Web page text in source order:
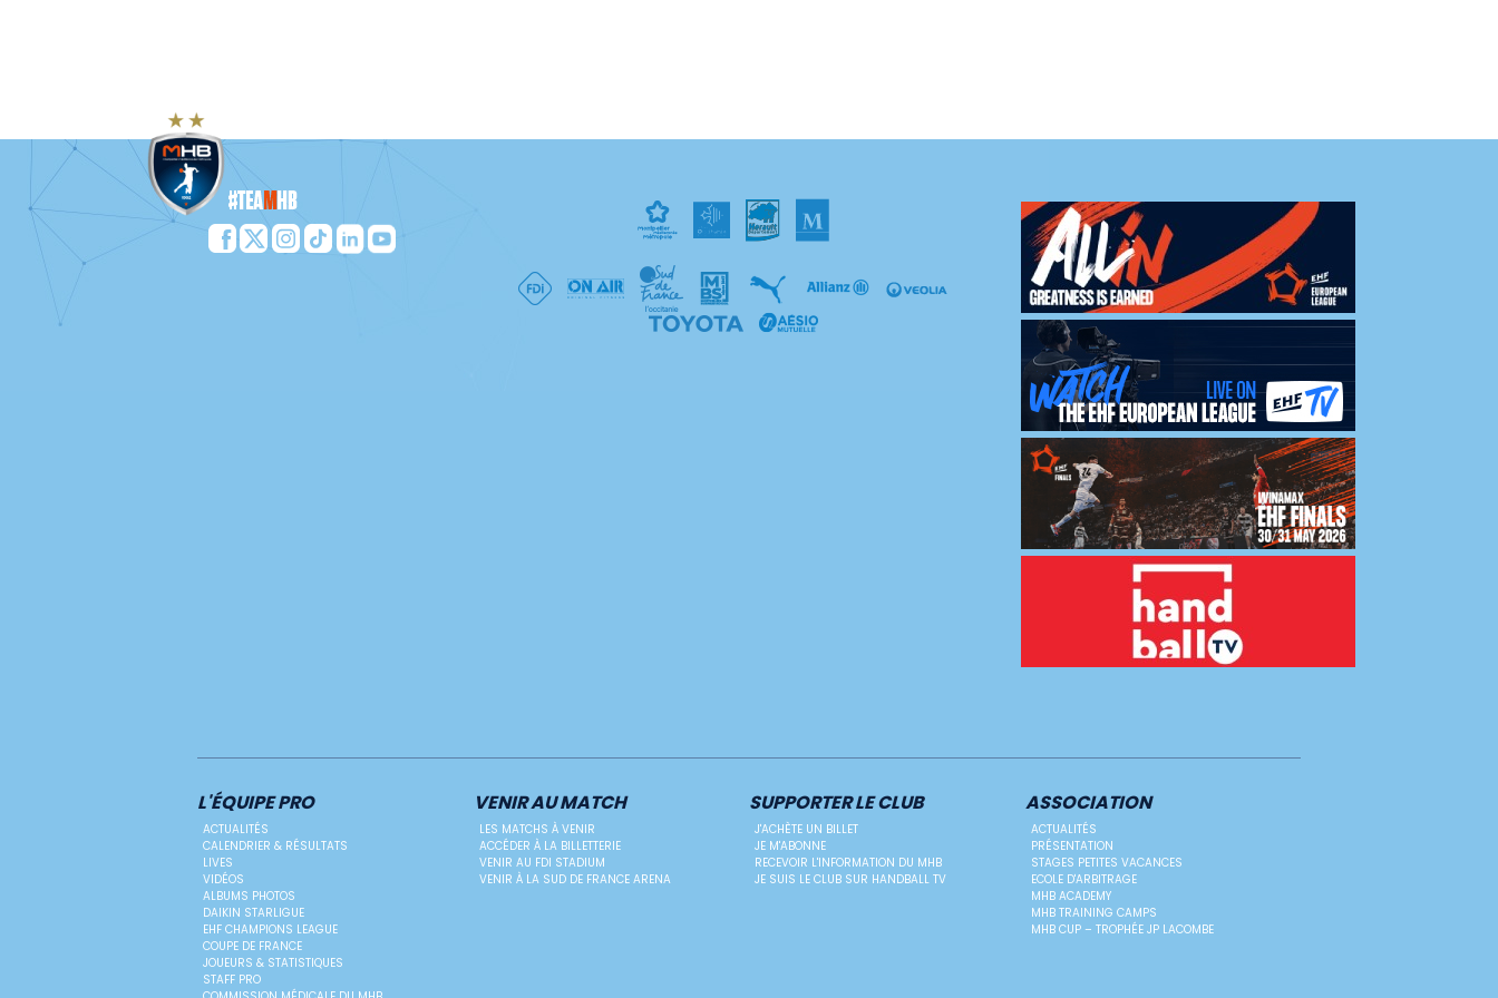
L'ÉQUIPE PRO
ACTUALITÉS
CALENDRIER & RÉSULTATS
LIVES
VIDÉOS
ALBUMS PHOTOS
DAIKIN STARLIGUE
EHF CHAMPIONS LEAGUE
COUPE DE FRANCE
JOUEURS & STATISTIQUES
STAFF PRO
VENIR AU MATCH
LES MATCHS À VENIR
ACCÉDER À LA BILLETTERIE
VENIR AU FDI STADIUM
VENIR À LA SUD DE FRANCE ARENA
SUPPORTER LE CLUB
J'ACHÈTE UN BILLET
JE M'ABONNE
RECEVOIR L'INFORMATION DU MHB
JE SUIS LE CLUB SUR HANDBALL TV
ASSOCIATION
ACTUALITÉS
PRÉSENTATION
STAGES PETITES VACANCES
ECOLE D'ARBITRAGE
MHB ACADEMY
MHB TRAINING CAMPS
MHB CUP – TROPHÉE JP LACOMBE